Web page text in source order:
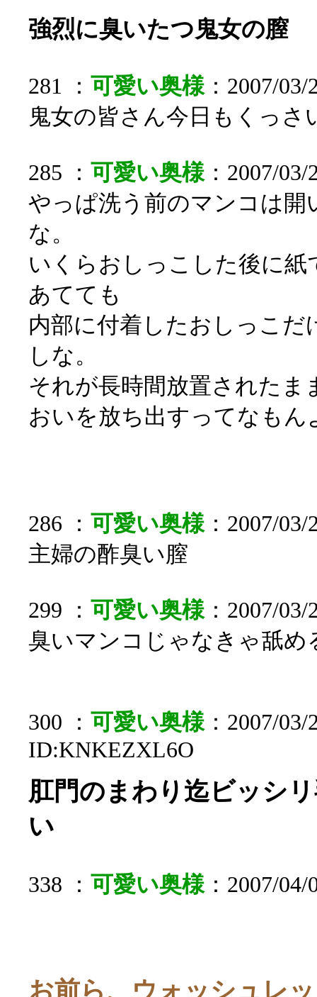
強烈に臭いたつ鬼女の膣
281 ： 可愛い奥様：2007/03/
鬼女の皆さん今日もくっさ
285 ： 可愛い奥様：2007/03/
やっぱ洗う前のマンコは
な。
いくらおしっこした後に
あてても
内部に付着したおしっこ
しな。
それが長時間放置された
おいを放ち出すってなもん
286 ： 可愛い奥様：2007/
主婦の酢臭い膣
299 ： 可愛い奥様：2007/03/
臭いマンコじゃなきゃ舐め
300 ： 可愛い奥様：2007/03/
ID:KNKEZXL6O
肛門のまわり迄ビッシ
い
338 ： 可愛い奥様：2007/04/
お前ら、ウォッシュレ